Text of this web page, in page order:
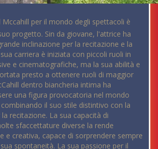
Mccahill per il mondo degli spettacoli è
progetto. Sin da giovane, l'attrice ha
inclinazione per la recitazione e la
carriera è iniziata con piccoli ruoli in
e cinematografiche, ma la sua abilità e
presto a ottenere ruoli di maggior
dentro biancheria intima ha
una figura provocatoria nel mondo
il suo stile distintivo con la
recitazione. La sua capacità di
sfaccettature diverse la rende
e creativa, capace di sorprendere sempre
spontaneità. La sua passione per il